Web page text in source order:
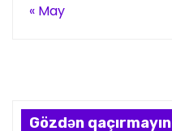
« May
Gözdən qaçırmayın